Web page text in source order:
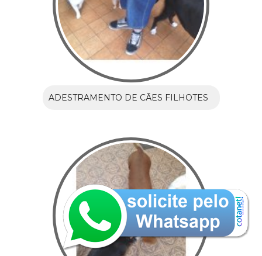
ADESTRAMENTO DE CÃES FILHOTES